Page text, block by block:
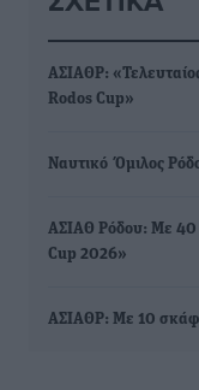
ΑΣΙΑΘΡ:
Rodos Cup»
Ναυτικό Όμιλος
ΑΣΙΑΘ Ρόδου: Με 40
Cup 2026»
ΑΣΙΑΘΡ: Με 10